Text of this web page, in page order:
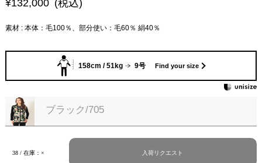
¥132,000 (税込)
素材 : 本体：毛100％、部分使い：毛60％ 絹40％
158cm / 51kg 9号 Find your size
ブラック/705
38 / 在庫：× 入荷リクエスト